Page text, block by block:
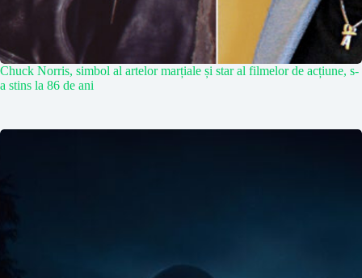
Chuck Norris, simbol al artelor marțiale și star al filmelor de acțiune, s-
a stins la 86 de ani